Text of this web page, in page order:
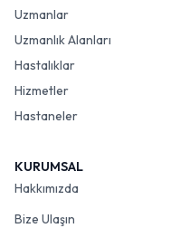
Uzmanlar
Uzmanlık Alanları
Hastalıklar
Hizmetler
Hastaneler
KURUMSAL
Hakkımızda
Bize Ulaşın